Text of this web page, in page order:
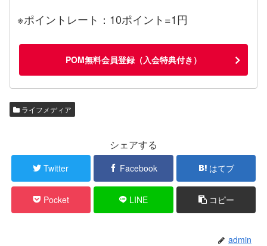
※ポイントレート：10ポイント=1円
POM無料会員登録（入会特典付き）
ライフメディア
シェアする
Twitter Facebook はてブ
Pocket LINE コピー
admin